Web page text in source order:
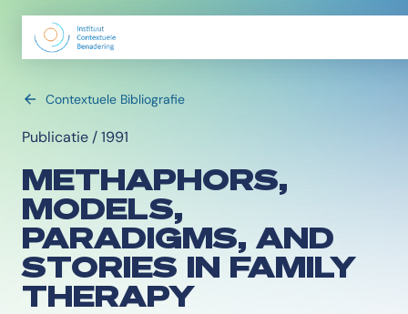
Contextuele Bibliografie
Publicatie / 1991
METHAPHORS,
MODELS,
PARADIGMS, AND
STORIES IN FAMILY
THERAPY